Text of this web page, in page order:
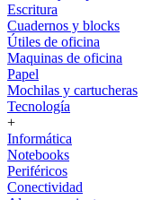
Escritura
Cuadernos y blocks
Útiles de oficina
Maquinas de oficina
Papel
Mochilas y cartucheras
Tecnología
+
Informática
Notebooks
Periféricos
Conectividad